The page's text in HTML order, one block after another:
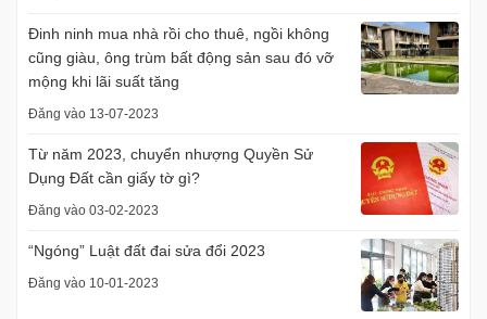
Đinh ninh mua nhà rồi cho thuê, ngồi không
cũng giàu, ông trùm bất động sản sau đó vỡ
mộng khi lãi suất tăng
Đăng vào 13-07-2023
Từ năm 2023, chuyển nhượng Quyền Sử
Dụng Đất cần giấy tờ gì?
Đăng vào 03-02-2023
“Ngóng” Luật đất đai sửa đổi 2023
Đăng vào 10-01-2023